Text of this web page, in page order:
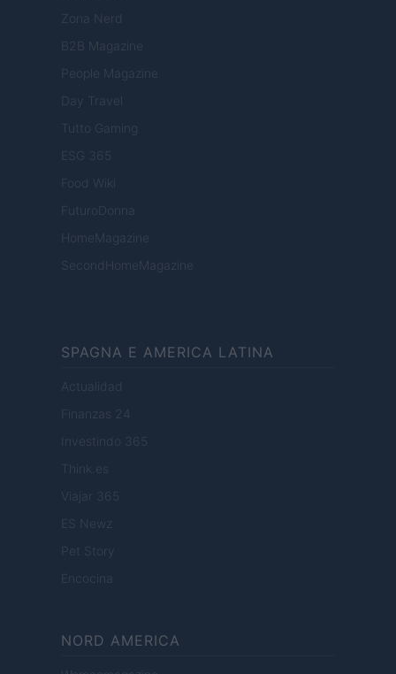
Zona Nerd
B2B Magazine
People Magazine
Day Travel
Tutto Gaming
ESG 365
Food Wiki
FuturoDonna
HomeMagazine
SecondHomeMagazine
SPAGNA E AMERICA LATINA
Actualidad
Finanzas 24
Investindo 365
Think.es
Viajar 365
ES Newz
Pet Story
Encocina
NORD AMERICA